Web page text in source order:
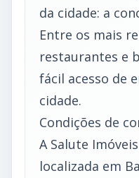
da cidade: a
Entre os mais
restaurantes e
fácil acesso de
cidade.
Condições de
A Salute
localizada em